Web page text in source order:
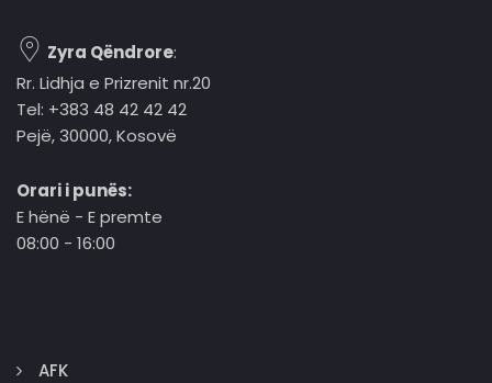
Zyra Qëndrore:
Rr. Lidhja e Prizrenit nr.20
Tel: +383 48 42 42 42
Pejë, 30000, Kosovë
Orari i punës:
E hënë - E premte
08:00 - 16:00
AFK